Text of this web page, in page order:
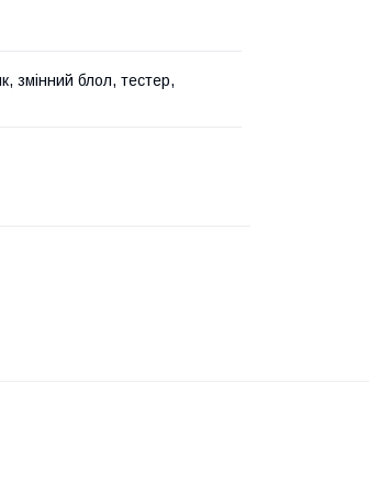
змінний блол, тестер,